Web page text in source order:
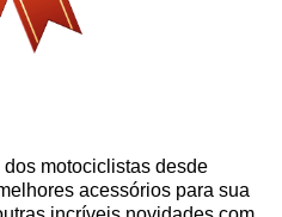
motociclistas desde
acessórios para sua